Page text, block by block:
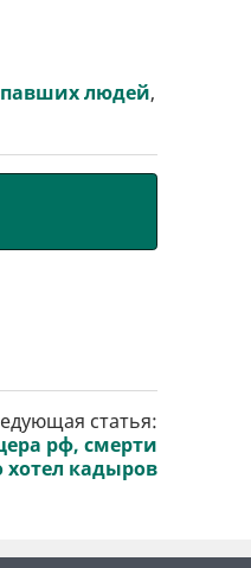
людей,
статья:
рф, смерти
хотел кадыров